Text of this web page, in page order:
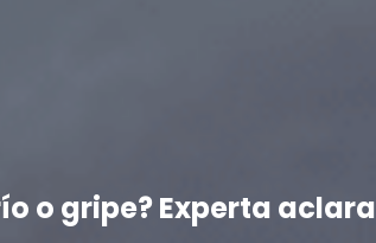
o gripe? Experta aclara